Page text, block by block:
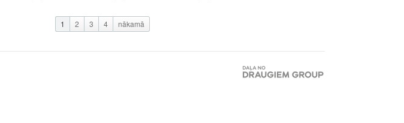
1 2 3 4 nākamā